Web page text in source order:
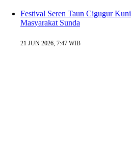
Festival Seren Taun Cigugur
Masyarakat Sunda
21 JUN 2026, 7:47 WIB